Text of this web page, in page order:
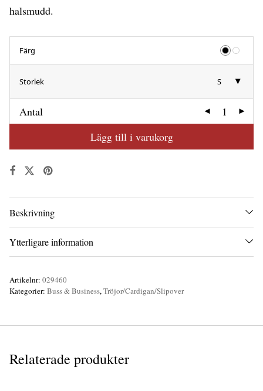
halsmudd.
Färg
Storlek S
Antal
Lägg till i varukorg
Beskrivning
Ytterligare information
Artikelnr: 029460
Kategorier: Buss & Business,Tröjor/Cardigan/Slipover
Relaterade produkter